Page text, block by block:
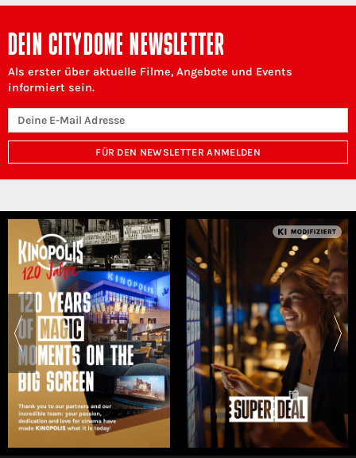
DEIN CITYDOME NEWSLETTER
Als erster über aktuelle Filme, Angebote und Events
informiert sein.
FÜR DEN NEWSLETTER ANMELDEN